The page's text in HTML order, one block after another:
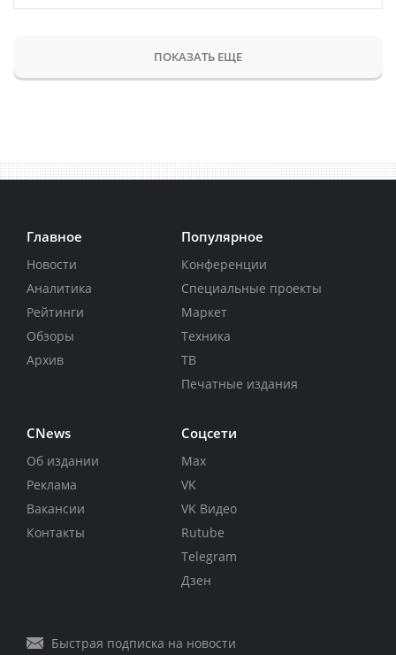
ПОКАЗАТЬ ЕЩЕ
Главное
Новости
Аналитика
Рейтинги
Обзоры
Архив
Популярное
Конференции
Специальные проекты
Маркет
Техника
ТВ
Печатные издания
CNews
Об издании
Реклама
Вакансии
Контакты
Соцсети
Max
VK
VK Видео
Rutube
Telegram
Дзен
Быстрая подписка на новости